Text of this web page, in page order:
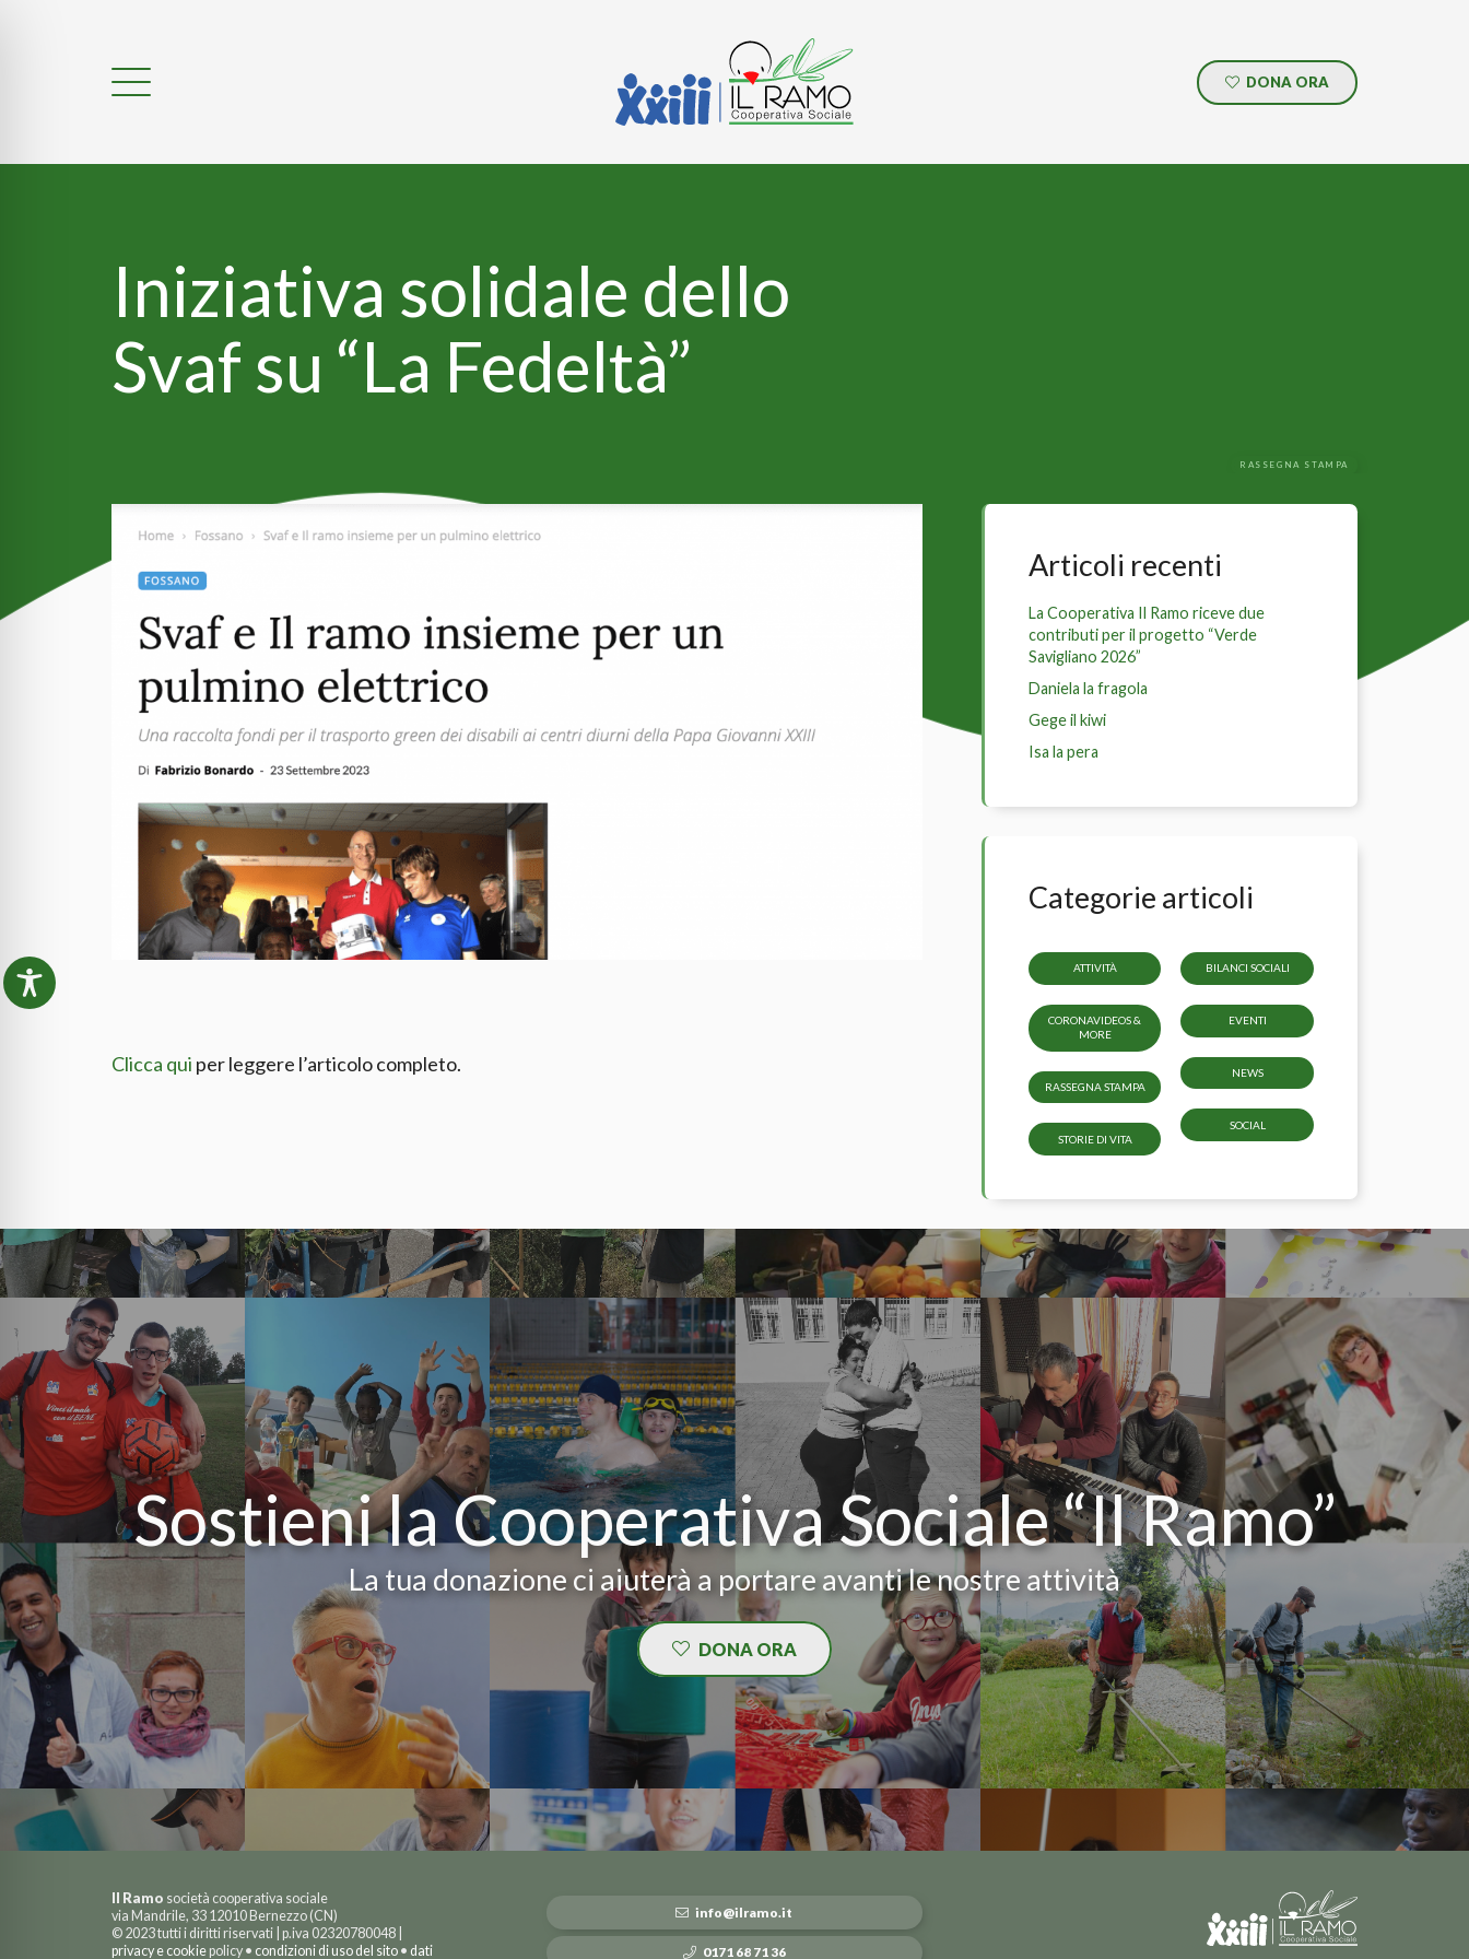
DONA ORA
Iniziativa solidale dello
Svaf su “La Fedeltà”
RASSEGNA STAMPA
Clicca qui per leggere l’articolo completo.
Articoli recenti
La Cooperativa Il Ramo riceve due
contributi per il progetto “Verde
Savigliano 2026”
Daniela la fragola
Gege il kiwi
Isa la pera
Categorie articoli
ATTIVITÀ BILANCI SOCIALI
CORONAVIDEOS &
MORE
EVENTI
NEWS
RASSEGNA STAMPA
SOCIAL
STORIE DI VITA
Sostieni la Cooperativa Sociale “Il Ramo”
La tua donazione ci aiuterà a portare avanti le nostre attività
DONA ORA
Il Ramo società cooperativa sociale
via Mandrile, 33 12010 Bernezzo (CN)
© 2023 tutti i diritti riservati | p.iva 02320780048 |
privacy e cookie policy • condizioni di uso del sito • dati
info@ilramo.it
0171 68 71 36